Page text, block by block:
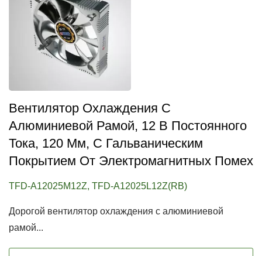
Вентилятор Охлаждения С
Алюминиевой Рамой, 12 В Постоянного
Тока, 120 Мм, С Гальваническим
Покрытием От Электромагнитных Помех
TFD-A12025M12Z, TFD-A12025L12Z(RB)
Дорогой вентилятор охлаждения с алюминиевой
рамой...